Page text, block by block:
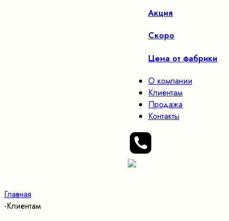
Акция
Скоро
Цена от фабрики
О компании
Клиентам
Продажа
Контакты
Главная
-Клиентам